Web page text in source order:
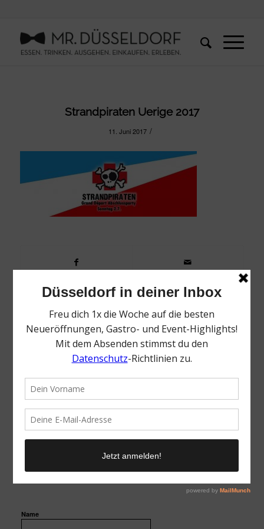
Strandpiraten Uerige 2017
11. Juni 2017 /
0
KOMMENTARE
Dein Kommentar
Feel free to contribute!
Name